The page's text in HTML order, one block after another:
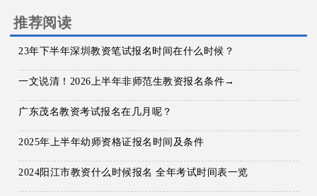
推荐阅读
23年下半年深圳教资笔试报名时间在什么时候？
一文说清！2026上半年非师范生教资报名条件→
广东茂名教资考试报名在几月呢？
2025年上半年幼师资格证报名时间及条件
2024阳江市教资什么时候报名 全年考试时间表一览